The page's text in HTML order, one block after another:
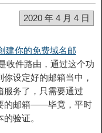
2020 年 4 月 4 日
建你的免费域名邮
收件路由，通过这个功
设定好的邮箱当中，
服务了，只需要通过
的邮箱——毕竟，平时
验证。